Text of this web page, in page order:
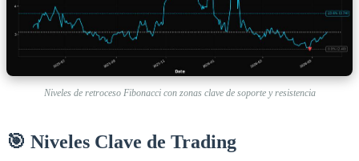
Niveles de retroceso Fibonacci con zonas clave de soporte y resistencia
🎯 Niveles Clave de Trading